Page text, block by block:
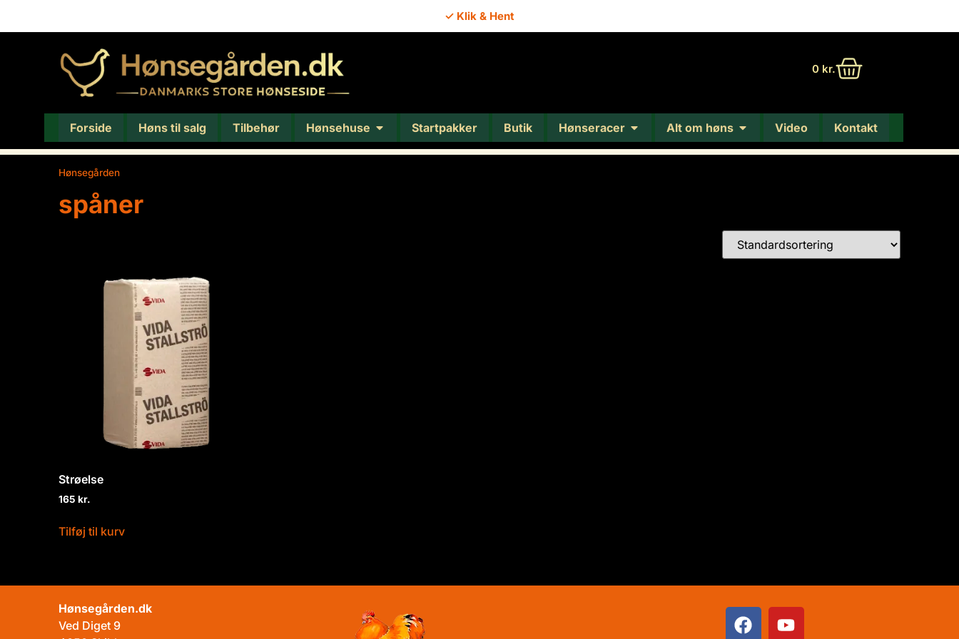
✓ Klik & Hent
0 kr.
Forside Høns til salg Tilbehør Hønsehuse Startpakker Butik Hønseracer Alt om høns Video Kontakt
Hønsegården
spåner
Strøelse
165 kr.
Tilføj til kurv
Hønsegården.dk
Ved Diget 9